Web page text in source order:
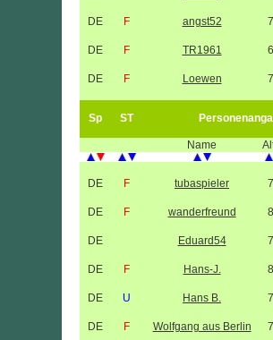
DE F angst52
DE F TR1961
DE F Loewen
Sp ST
Name
DE F tubaspieler
DE F wanderfreund
DE Eduard54
DE F Hans-J.
DE U Hans B.
DE F Wolfgang aus Berlin